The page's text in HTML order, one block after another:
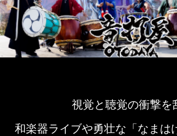
視覚と聴覚の衝撃を
和楽器ライブや勇壮な「なまは